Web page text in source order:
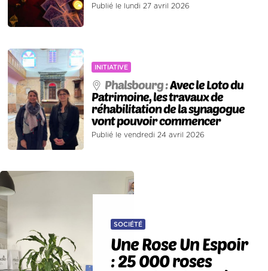
Publié le lundi 27 avril 2026
INITIATIVE
Phalsbourg :Avec le Loto du
Patrimoine, les travaux de
réhabilitation de la synagogue
vont pouvoir commencer
Publié le vendredi 24 avril 2026
SOCIÉTÉ
Une Rose Un Espoir
: 25 000 roses